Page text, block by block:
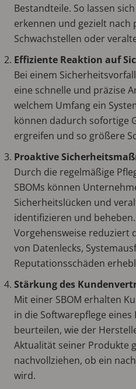
Bestandteile. So lassen
erkennen und gezielt nach
Schwachstellen oder
Effiziente Reaktion auf
Bei einem
eine schnelle und präzise
welchem Umfang ein
können dadurch sofortige
ergreifen und so größere
Proaktive
Durch die regelmäßige
SBOMs können
Sicherheitslücken und
identifizieren und
Vorgehensweise reduziert
von Datenlecks,
Reputationsschäden
Stärkung des
Mit einer SBOM erhalten
in die Softwarepflege
beurteilen, wie der
Aktualität seiner Produkte
nachvollziehen, ob ein
wird.